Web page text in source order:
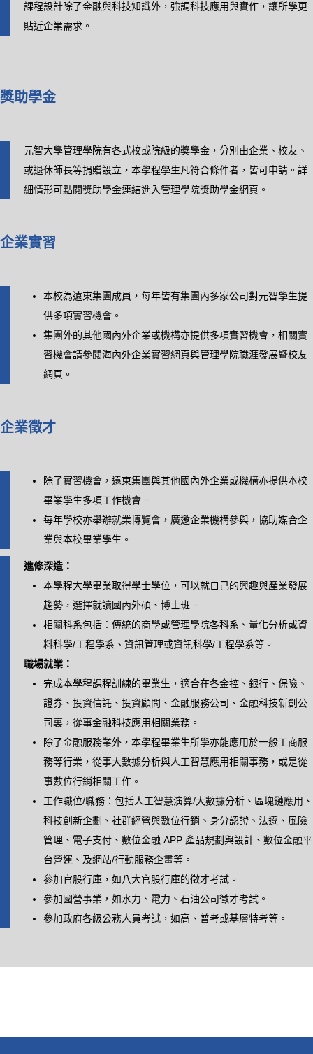
課程設計除了金融與科技知識外，強調科技應用與實作，讓所學更
貼近企業需求。
獎助學金
元智大學管理學院有各式校或院級的獎學金，分別由企業、校友、
或退休師長等捐贈設立，本學程學生凡符合條件者，皆可申請。詳
細情形可點閱獎助學金連結進入管理學院獎助學金網頁 。
企業實習
本校為遠東集團成員，每年皆有集團內多家公司對元智學生提
供多項實習機會。
集團外的其他國內外企業或機構亦提供多項實習機會，相關實
習機會請參閱海內外企業實習網頁與管理學院職涯發展暨校友
網頁 。
企業徵才
除了實習機會，遠東集團與其他國內外企業或機構亦提供本校
畢業學生多項工作機會。
每年學校亦舉辦就業博覽會，廣邀企業機構參與，協助媒合企
業與本校畢業學生。
進修深造：
本學程大學畢業取得學士學位，可以就自己的興趣與產業發展
趨勢，選擇就讀國內外碩、博士班。
相關科系包括：傳統的商學或管理學院各科系、量化分析或資
料科學/工程學系、資訊管理或資訊科學/工程學系等。
職場就業：
完成本學程課程訓練的畢業生，適合在各金控、銀行、保險、
證券、投資信託、投資顧問、金融服務公司、金融科技新創公
司裏，從事金融科技應用相關業務。
除了金融服務業外，本學程畢業生所學亦能應用於一般工商服
務等行業，從事大數據分析與人工智慧應用相關事務，或是從
事數位行銷相關工作。
工作職位/職務：包括人工智慧演算/大數據分析、區塊鏈應用、
科技創新企劃、社群經營與數位行銷、身分認證、法遵、風險
管理、電子支付、數位金融 APP 產品規劃與設計、數位金融平
台營運、及網站/行動服務企畫等。
參加官股行庫，如八大官股行庫的徵才考試。
參加國營事業，如水力、電力、石油公司徵才考試。
參加政府各級公務人員考試，如高、普考或基層特考等。